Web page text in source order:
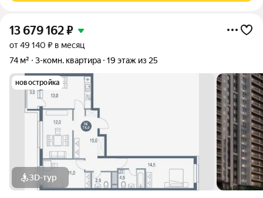
13 679 162₽
от 49 140 ₽ в месяц
74 м²
3-комн. квартира 19 этаж из 25
новостройка
3D-тур